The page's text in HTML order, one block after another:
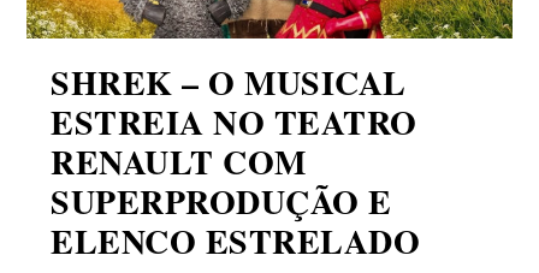
SHREK – O MUSICAL
ESTREIA NO TEATRO
RENAULT COM
SUPERPRODUÇÃO E
ELENCO ESTRELADO